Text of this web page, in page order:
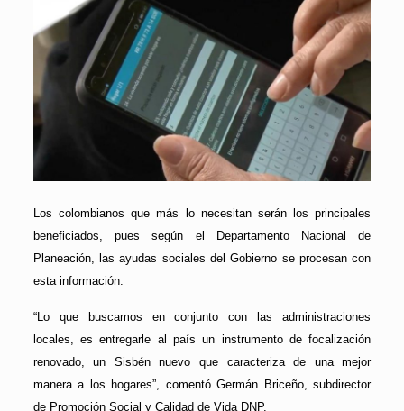
Los colombianos que más lo necesitan serán los principales
beneficiados, pues según el Departamento Nacional de
Planeación, las ayudas sociales del Gobierno se procesan con
esta información.
“Lo que buscamos en conjunto con las administraciones
locales, es entregarle al país un instrumento de focalización
renovado, un Sisbén nuevo que caracteriza de una mejor
manera a los hogares”, comentó Germán Briceño, subdirector
de Promoción Social y Calidad de Vida DNP.